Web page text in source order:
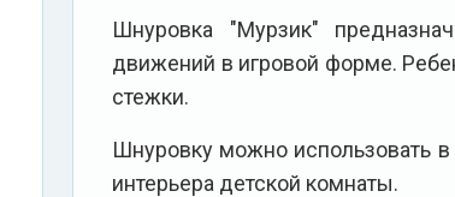
Шнуровка "Мурзик"
движений в игровой форме.
стежки.
Шнуровку можно использовать
интерьера детской комнаты.